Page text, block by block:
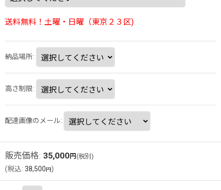
送料無料！土曜・日曜（東京２３区)
納品場所:
高さ制限:
配達画像のメール:
販売価格: 35,000円 (税別)
(税込: 38,500円)